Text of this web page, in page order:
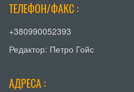
ТЕЛЕФОН/ФАКС :
+380990052393
Редактор: Петро Гойс
АДРЕСА :